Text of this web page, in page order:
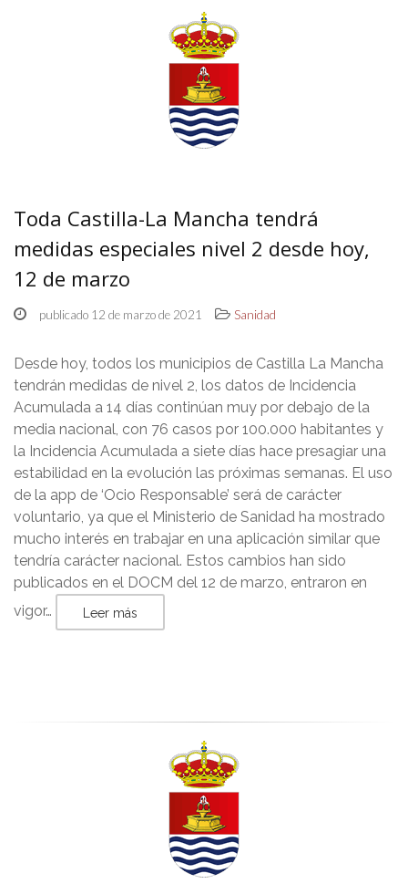
Toda Castilla-La Mancha tendrá
medidas especiales nivel 2 desde hoy,
12 de marzo
publicado 12 de marzo de 2021 Sanidad
Desde hoy, todos los municipios de Castilla La Mancha
tendrán medidas de nivel 2, los datos de Incidencia
Acumulada a 14 días continúan muy por debajo de la
media nacional, con 76 casos por 100.000 habitantes y
la Incidencia Acumulada a siete días hace presagiar una
estabilidad en la evolución las próximas semanas. El uso
de la app de ‘Ocio Responsable’ será de carácter
voluntario, ya que el Ministerio de Sanidad ha mostrado
mucho interés en trabajar en una aplicación similar que
tendría carácter nacional. Estos cambios han sido
publicados en el DOCM del 12 de marzo, entraron en
vigor…
Leer más